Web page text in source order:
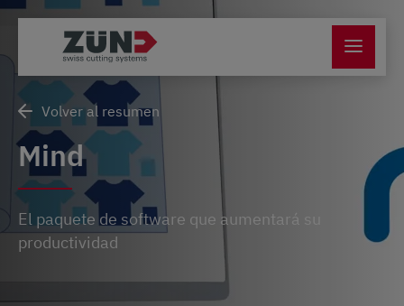
Volver al resumen
Mind
El paquete de software que aumentará su
productividad